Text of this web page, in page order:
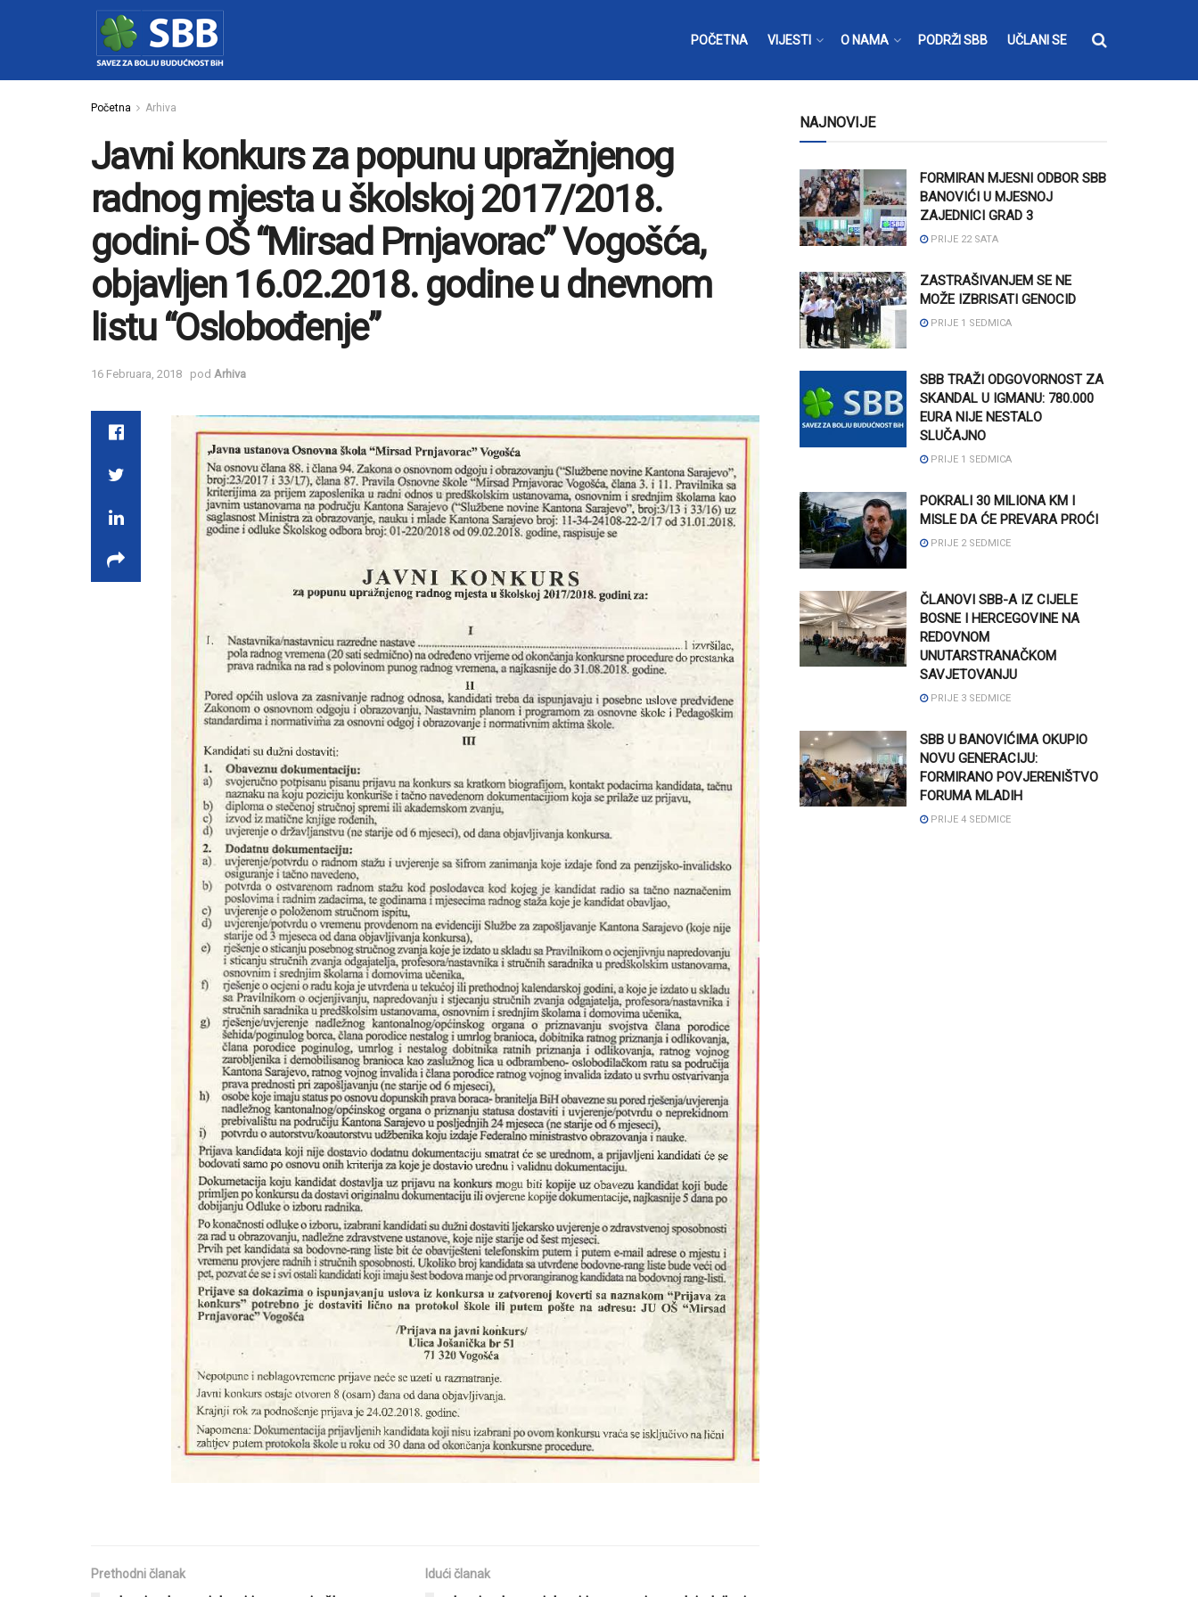
POČETNA VIJESTI O NAMA PODRŽI SBB UČLANI SE
Početna Arhiva
Javni konkurs za popunu upražnjenog
radnog mjesta u školskoj 2017/2018.
godini- OŠ “Mirsad Prnjavorac” Vogošća,
objavljen 16.02.2018. godine u dnevnom
listu “Oslobođenje”
16 Februara, 2018 pod Arhiva
Prethodni članak Idući članak
NAJNOVIJE
FORMIRAN MJESNI ODBOR SBB
BANOVIĆI U MJESNOJ
ZAJEDNICI GRAD 3
PRIJE 22 SATA
ZASTRAŠIVANJEM SE NE
MOŽE IZBRISATI GENOCID
PRIJE 1 SEDMICA
SBB TRAŽI ODGOVORNOST ZA
SKANDAL U IGMANU: 780.000
EURA NIJE NESTALO
SLUČAJNO
PRIJE 1 SEDMICA
POKRALI 30 MILIONA KM I
MISLE DA ĆE PREVARA PROĆI
PRIJE 2 SEDMICE
ČLANOVI SBB-A IZ CIJELE
BOSNE I HERCEGOVINE NA
REDOVNOM
UNUTARSTRANAČKOM
SAVJETOVANJU
PRIJE 3 SEDMICE
SBB U BANOVIĆIMA OKUPIO
NOVU GENERACIJU:
FORMIRANO POVJERENIŠTVO
FORUMA MLADIH
PRIJE 4 SEDMICE